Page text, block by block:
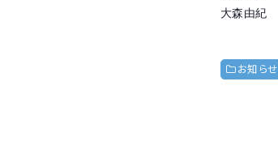
大森由紀
お知らせ